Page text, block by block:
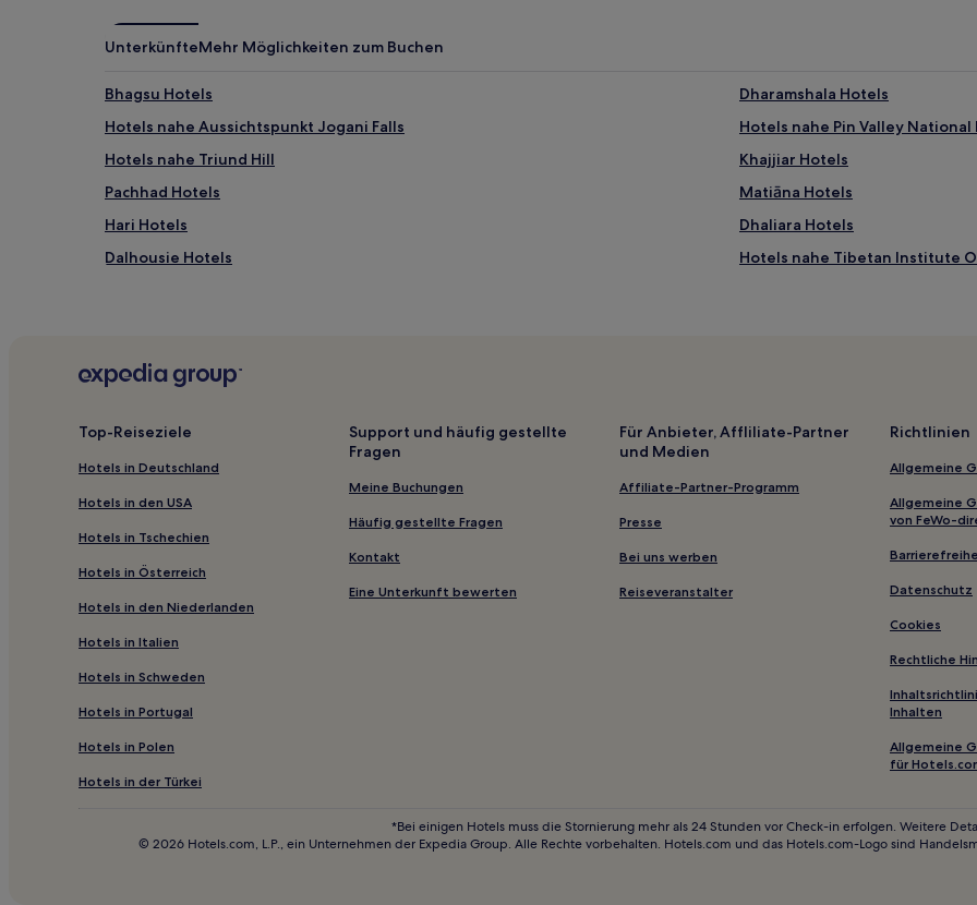
können
sich
ändern.
können
zusätzliche
Bedingungen
gelten.
UnterkünfteMehr Möglichkeiten zum Buchen
Bhagsu Hotels
Dharamshala Hotels
Hotels nahe Aussichtspunkt Jogani Falls
Hotels nahe Pin Valley National
Hotels nahe Triund Hill
Khajjiar Hotels
Pachhad Hotels
Matiāna Hotels
Hari Hotels
Dhaliara Hotels
Dalhousie Hotels
Hotels nahe Tibetan Institute
Dagshai Hotels
Hotels nahe Solang-Nullah
Hotels nahe Tara Devi Temple
Bemloi Hotels
Shoja Hotels
Hotels nahe Himalayan
Hotels nahe Hanogi Mata Temple
Banjar Hotels
Khanyara Hotels
Hotels nahe Jagatipatt Temple
Khab Hotels
Hotels nahe Solang Valley
Sarchu Hotels
Hotel-Resorts in Dharamshala
Hostels in Dharamshala
Top-Reiseziele
Hotels in Deutschland
Hotels in den USA
Hotels in Tschechien
Hotels in Österreich
Hotels in den Niederlanden
Hotels in Italien
Hotels in Schweden
Hotels in Portugal
Hotels in Polen
Hotels in der Türkei
Support und häufig gestellte
Fragen
Meine Buchungen
Häufig gestellte Fragen
Kontakt
Eine Unterkunft bewerten
Für Anbieter, Affliliate-Partner
und Medien
Affiliate-Partner-Programm
Presse
Bei uns werben
Reiseveranstalter
Richtlinien
Allgemeine
Allgemeine
von FeWo-
Datenschutz
Cookies
Rechtliche
Inhalten
Allgemeine
für
*Bei einigen Hotels muss die Stornierung mehr als 24 Stunden vor Check-in erfolgen. Weitere
© 2026 Hotels.com, L.P., ein Unternehmen der Expedia Group. Alle Rechte vorbehalten. Hotels.com und das Hotels.com-Logo sind